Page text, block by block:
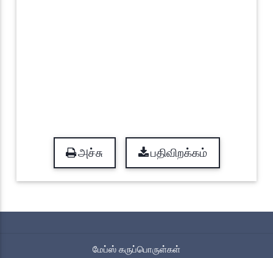
அச்சு பதிவிறக்கம்
மேப்ஸ் கருப்பொருள்கள்